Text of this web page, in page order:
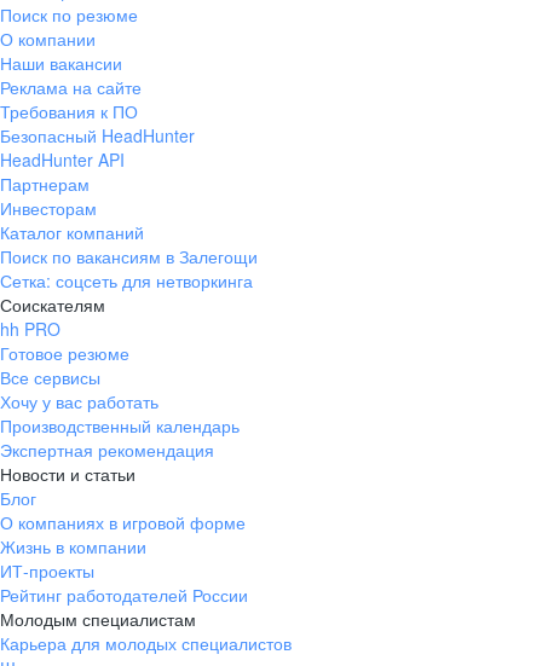
Поиск по резюме
О компании
Наши вакансии
Реклама на сайте
Требования к ПО
Безопасный HeadHunter
HeadHunter API
Партнерам
Инвесторам
Каталог компаний
Поиск по вакансиям в Залегощи
Сетка: соцсеть для нетворкинга
Соискателям
hh PRO
Готовое резюме
Все сервисы
Хочу у вас работать
Производственный календарь
Экспертная рекомендация
Новости и статьи
Блог
О компаниях в игровой форме
Жизнь в компании
ИТ-проекты
Рейтинг работодателей России
Молодым специалистам
Карьера для молодых специалистов